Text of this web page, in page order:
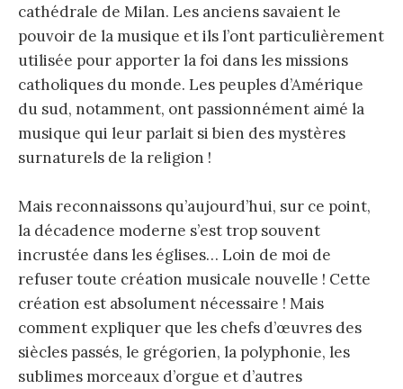
cathédrale de Milan. Les anciens savaient le
pouvoir de la musique et ils l’ont particulièrement
utilisée pour apporter la foi dans les missions
catholiques du monde. Les peuples d’Amérique
du sud, notamment, ont passionnément aimé la
musique qui leur parlait si bien des mystères
surnaturels de la religion !
Mais reconnaissons qu’aujourd’hui, sur ce point,
la décadence moderne s’est trop souvent
incrustée dans les églises… Loin de moi de
refuser toute création musicale nouvelle ! Cette
création est absolument nécessaire ! Mais
comment expliquer que les chefs d’œuvres des
siècles passés, le grégorien, la polyphonie, les
sublimes morceaux d’orgue et d’autres